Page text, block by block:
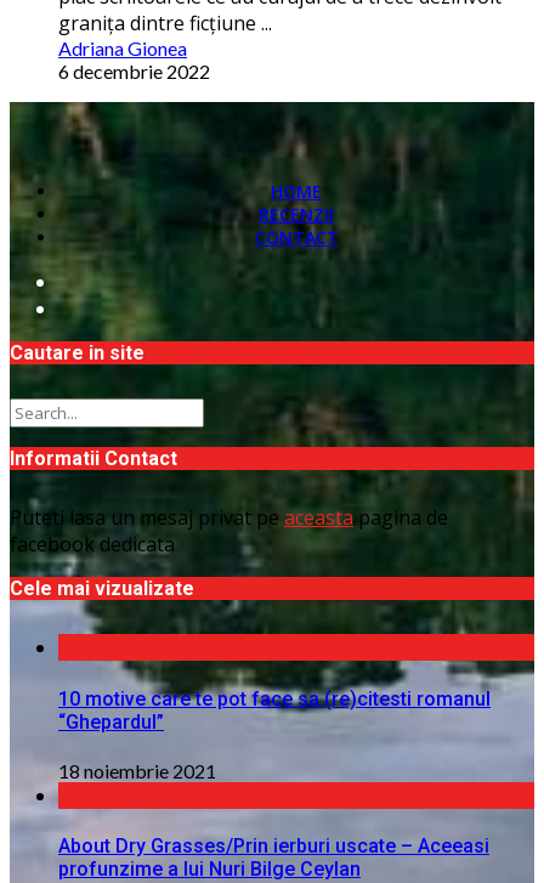
graniţa dintre ficţiune ...
Adriana Gionea
6 decembrie 2022
HOME
RECENZII
CONTACT
Cautare in site
Informatii Contact
Puteti lasa un mesaj privat pe aceasta pagina de
facebook dedicata
Cele mai vizualizate
10 motive care te pot face sa (re)citesti romanul
“Ghepardul”
18 noiembrie 2021
About Dry Grasses/Prin ierburi uscate – Aceeasi
profunzime a lui Nuri Bilge Ceylan